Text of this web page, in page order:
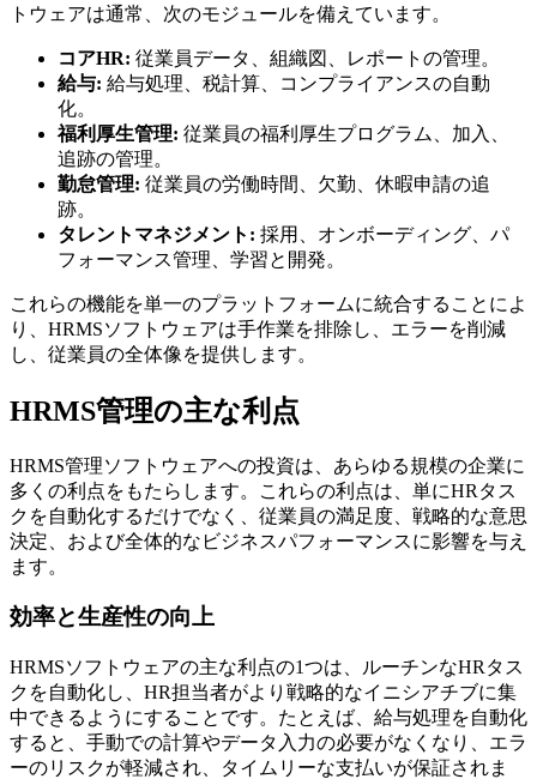
トウェアは通常、次のモジュールを備えています。
コアHR: 従業員データ、組織図、レポートの管理。
給与: 給与処理、税計算、コンプライアンスの自動
化。
福利厚生管理: 従業員の福利厚生プログラム、加入、
追跡の管理。
勤怠管理: 従業員の労働時間、欠勤、休暇申請の追
跡。
タレントマネジメント: 採用、オンボーディング、パ
フォーマンス管理、学習と開発。
これらの機能を単一のプラットフォームに統合することによ
り、HRMSソフトウェアは手作業を排除し、エラーを削減
し、従業員の全体像を提供します。
HRMS管理の主な利点
HRMS管理ソフトウェアへの投資は、あらゆる規模の企業に
多くの利点をもたらします。これらの利点は、単にHRタス
クを自動化するだけでなく、従業員の満足度、戦略的な意思
決定、および全体的なビジネスパフォーマンスに影響を与え
ます。
効率と生産性の向上
HRMSソフトウェアの主な利点の1つは、ルーチンなHRタス
クを自動化し、HR担当者がより戦略的なイニシアチブに集
中できるようにすることです。たとえば、給与処理を自動化
すると、手動での計算やデータ入力の必要がなくなり、エラ
ーのリスクが軽減され、タイムリーな支払いが保証されま